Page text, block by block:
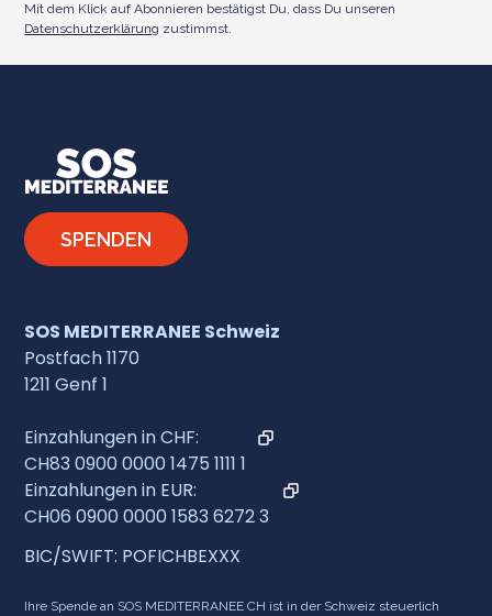
Mit dem Klick auf Abonnieren bestätigst Du, dass Du unseren
Datenschutzerklärung zustimmst.
SPENDEN
SOS MEDITERRANEE Schweiz
Postfach 1170
1211 Genf 1
Einzahlungen in CHF:
CH83 0900 0000 1475 1111 1
Einzahlungen in EUR:
CH06 0900 0000 1583 6272 3
BIC/SWIFT: POFICHBEXXX
Ihre Spende an SOS MEDITERRANEE CH ist in der Schweiz steuerlich